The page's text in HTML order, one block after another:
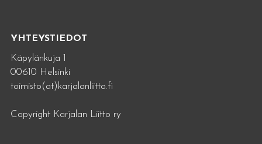
YHTEYSTIEDOT
Käpylänkuja 1
00610 Helsinki
toimisto(at)karjalanliitto.fi
Copyright Karjalan Liitto ry